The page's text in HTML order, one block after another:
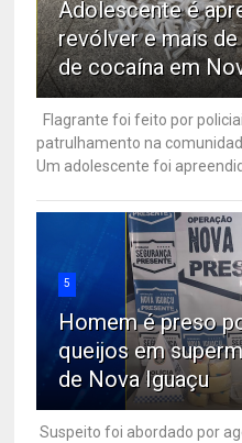
Adolescente é
revólver e mais
de cocaína em
Flagrante foi feito por
patrulhamento na
Um adolescente foi
5
Homem é preso
queijos em
de Nova Iguaçu
Suspeito foi abordado por